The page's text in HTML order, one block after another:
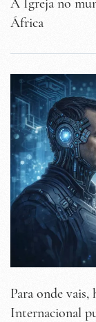
A Igreja no
África
Para onde
Internacional